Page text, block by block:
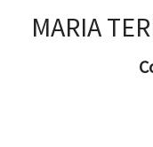
MARIA